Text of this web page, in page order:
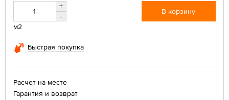
+
-
м2
В корзину
Быстрая покупка
Расчет на месте
Гарантия и возврат